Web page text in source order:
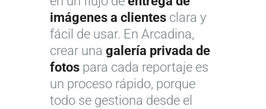
imágenes a clientes clara y
fácil de usar. En Arcadina,
crear una galería privada de
fotos para cada reportaje es
un proceso rápido, porque
todo se gestiona desde el